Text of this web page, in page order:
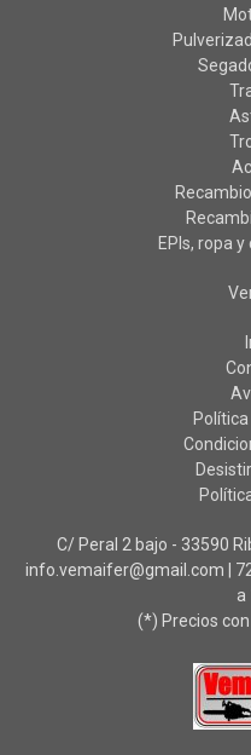
EPIs, ropa
C/ Peral 2 bajo - 33590
info.vemaifer@gmail.com |
a
(*) Precios